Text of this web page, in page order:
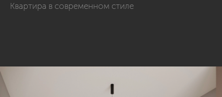
Квартира в современном стиле